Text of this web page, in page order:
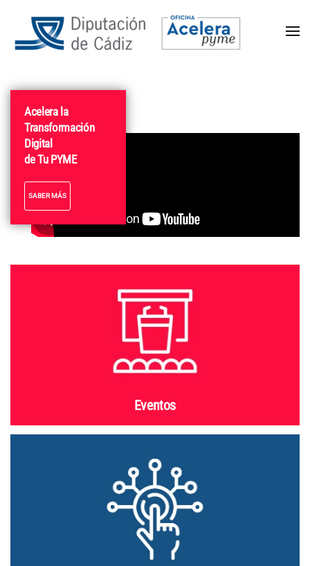
Acelera la
Transformación
Digital
de Tu PYME
SABER MÁS
Eventos